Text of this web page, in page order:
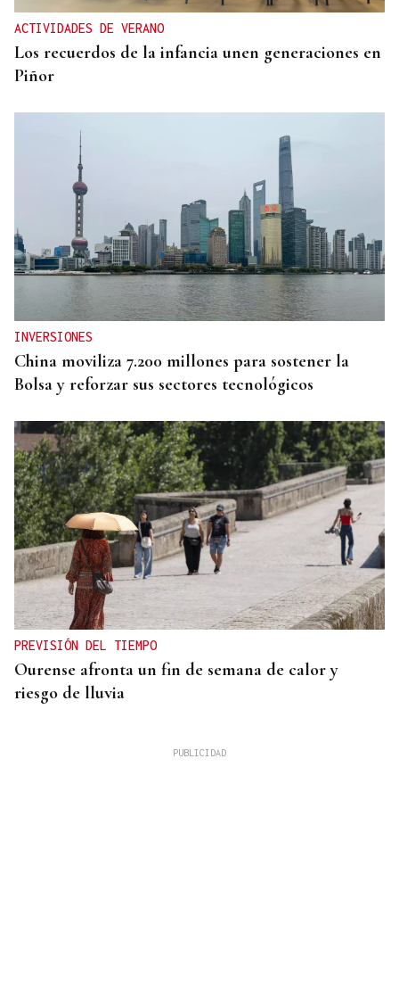
ACTIVIDADES DE VERANO
Los recuerdos de la infancia unen generaciones en
Piñor
INVERSIONES
China moviliza 7.200 millones para sostener la
Bolsa y reforzar sus sectores tecnológicos
PREVISIÓN DEL TIEMPO
Ourense afronta un fin de semana de calor y
riesgo de lluvia